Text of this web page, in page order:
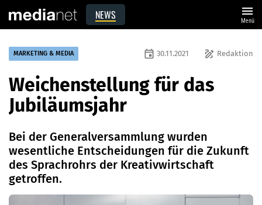
NEWS menu
Menü
MARKETING & MEDIA draw Redaktion
event 30.11.2021
Weichenstellung für das
Jubiläumsjahr
Bei der Generalversammlung wurden
wesentliche Entscheidungen für die Zukunft
des Sprachrohrs der Kreativwirtschaft
getroffen.